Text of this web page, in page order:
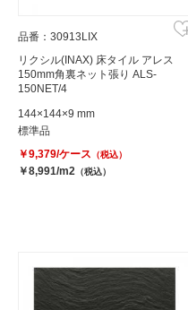
品番：30913LIX
リクシル(INAX) 床タイル アレス
150mm角裏ネット張り ALS-
150NET/4
144×144×9 mm
標準品
￥9,379/ケース （税込）
￥8,991/m2 （税込）